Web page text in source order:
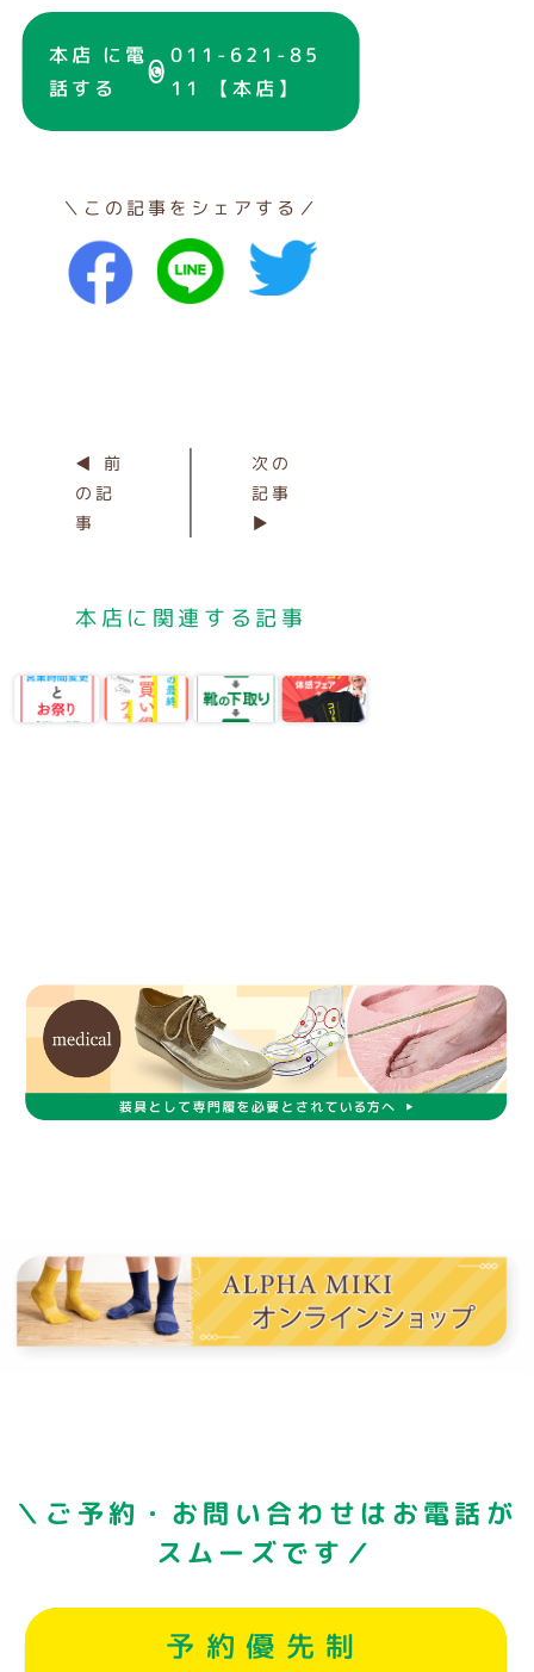
本店 に電
話する
011-621-85
11 【本店】
＼この記事をシェアする／
◀ 前
の記
事
次の
記事
▶
本店に関連する記事
＼ご予約・お問い合わせはお電話が
スムーズです／
予約優先制